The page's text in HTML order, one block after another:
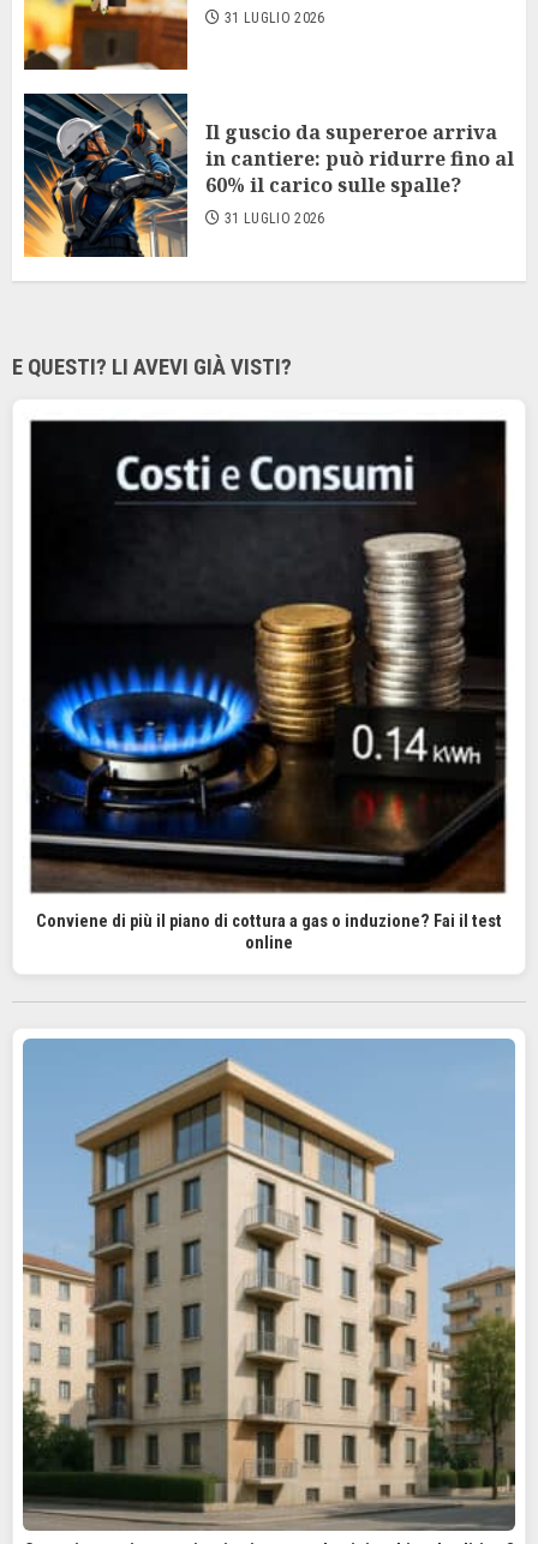
31 LUGLIO 2026
Il guscio da supereroe arriva
in cantiere: può ridurre fino al
60% il carico sulle spalle?
31 LUGLIO 2026
E QUESTI? LI AVEVI GIÀ VISTI?
Conviene di più il piano di cottura a gas o induzione? Fai il test
online